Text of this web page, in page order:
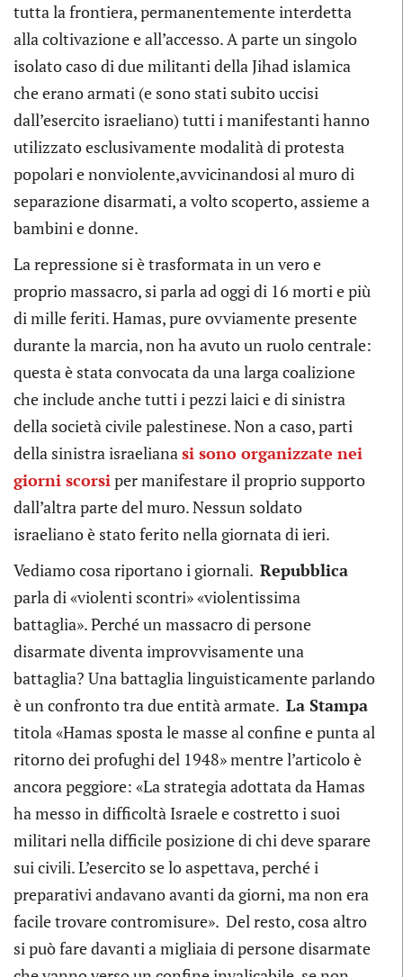
tutta la frontiera, permanentemente interdetta
alla coltivazione e all’accesso. A parte un singolo
isolato caso di due militanti della Jihad islamica
che erano armati (e sono stati subito uccisi
dall’esercito israeliano) tutti i manifestanti hanno
utilizzato esclusivamente modalità di protesta
popolari e nonviolente,avvicinandosi al muro di
separazione disarmati, a volto scoperto, assieme a
bambini e donne.
La repressione si è trasformata in un vero e
proprio massacro, si parla ad oggi di 16 morti e più
di mille feriti. Hamas, pure ovviamente presente
durante la marcia, non ha avuto un ruolo centrale:
questa è stata convocata da una larga coalizione
che include anche tutti i pezzi laici e di sinistra
della società civile palestinese. Non a caso, parti
della sinistra israelianasi sono organizzate nei
giorni scorsiper manifestare il proprio supporto
dall’altra parte del muro. Nessun soldato
israeliano è stato ferito nella giornata di ieri.
Vediamo cosa riportano i giornali. Repubblica
parla di «violenti scontri» «violentissima
battaglia». Perché un massacro di persone
disarmate diventa improvvisamente una
battaglia? Una battaglia linguisticamente parlando
è un confronto tra due entità armate. La Stampa
titola «Hamas sposta le masse al confine e punta al
ritorno dei profughi del 1948» mentre l’articolo è
ancora peggiore: «La strategia adottata da Hamas
ha messo in difficoltà Israele e costretto i suoi
militari nella difficile posizione di chi deve sparare
sui civili. L’esercito se lo aspettava, perché i
preparativi andavano avanti da giorni, ma non era
facile trovare contromisure». Del resto, cosa altro
si può fare davanti a migliaia di persone disarmate